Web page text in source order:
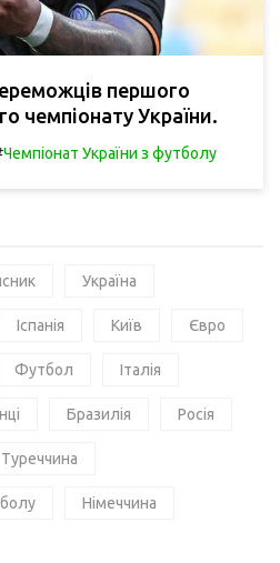
першого
чемпіонату України.
Чемпіонат України з футболу
Україна
Іспанія Київ Євро
Футбол Італія
Бразилія Росія
Туреччина
Німеччина